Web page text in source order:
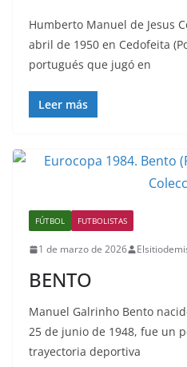
Humberto Manuel de Jesus
abril de 1950 en Cedofeita
portugués que jugó en
Leer más
FÚTBOL FUTBOLISTAS
1 de marzo de 2026
BENTO
Manuel Galrinho Bento
25 de junio de 1948, fue un
trayectoria deportiva